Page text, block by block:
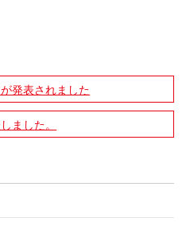
発表されました
ました。